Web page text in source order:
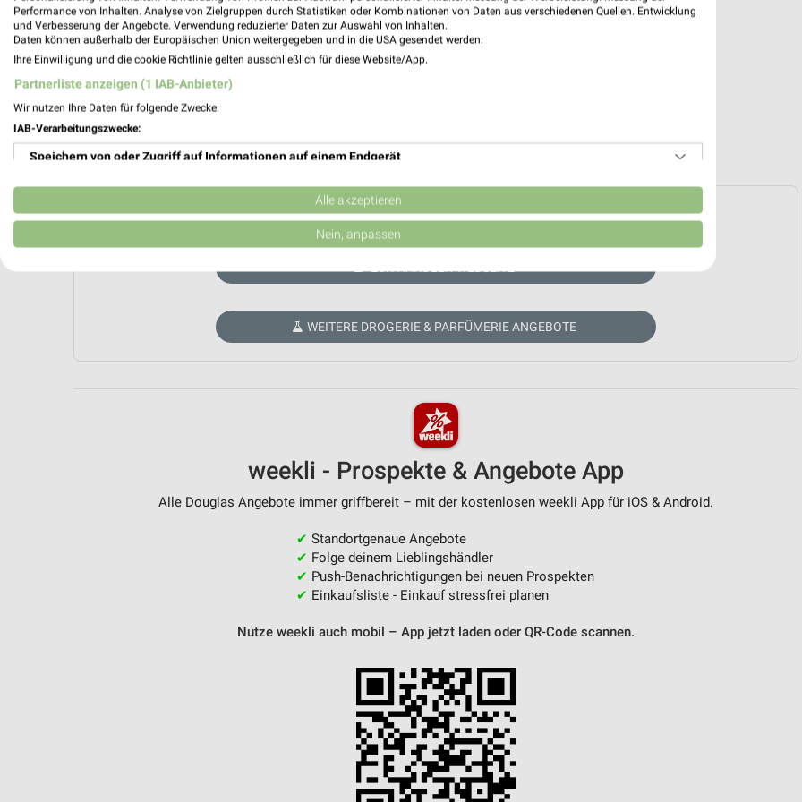
Aktuell keine Prospekte vorhanden.
ZUR HÄNDLER-WEBSEITE
WEITERE DROGERIE & PARFÜMERIE ANGEBOTE
weekli - Prospekte & Angebote App
Alle Douglas Angebote immer griffbereit – mit der kostenlosen weekli App für iOS & Android.
✔ Standortgenaue Angebote
✔ Folge deinem Lieblingshändler
✔ Push-Benachrichtigungen bei neuen Prospekten
✔ Einkaufsliste - Einkauf stressfrei planen
Nutze weekli auch mobil – App jetzt laden oder QR-Code scannen.
Performance von Inhalten. Analyse von Zielgruppen durch Statistiken oder Kombinationen von Daten aus verschiedenen Quellen. Entwicklung
und Verbesserung der Angebote. Verwendung reduzierter Daten zur Auswahl von Inhalten.
Daten können außerhalb der Europäischen Union weitergegeben und in die USA gesendet werden.
Ihre Einwilligung und die cookie Richtlinie gelten ausschließlich für diese Website/App.
Partnerliste anzeigen (1 IAB-Anbieter)
Wir nutzen Ihre Daten für folgende Zwecke:
IAB-Verarbeitungszwecke:
Speichern von oder Zugriff auf Informationen auf einem Endgerät
Verwendung reduzierter Daten zur Auswahl von Werbeanzeigen
Erstellung von Profilen für personalisierte Werbung
Verwendung von Profilen zur Auswahl personalisierter Inhalte
Analyse von Zielgruppen durch Statistiken oder Kombinationen von Daten aus verschiedenen
Entwicklung und Verbesserung der Angebote
Verwendung reduzierter Daten zur Auswahl von Inhalten
Geräte anhand von aktiv angeforderten Informationen identifizieren
Alle akzeptieren
Nein, anpassen